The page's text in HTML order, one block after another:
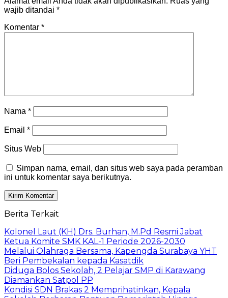
wajib ditandai *
Komentar *
Nama *
Email *
Situs Web
Simpan nama, email, dan situs web saya pada peramban
ini untuk komentar saya berikutnya.
Berita Terkait
Kolonel Laut (KH) Drs. Burhan, M.Pd Resmi Jabat
Ketua Komite SMK KAL-1 Periode 2026-2030
Melalui Olahraga Bersama, Kapengda Surabaya YHT
Beri Pembekalan kepada Kasatdik
Diduga Bolos Sekolah, 2 Pelajar SMP di Karawang
Diamankan Satpol PP
Kondisi SDN Brakas 2 Memprihatinkan, Kepala